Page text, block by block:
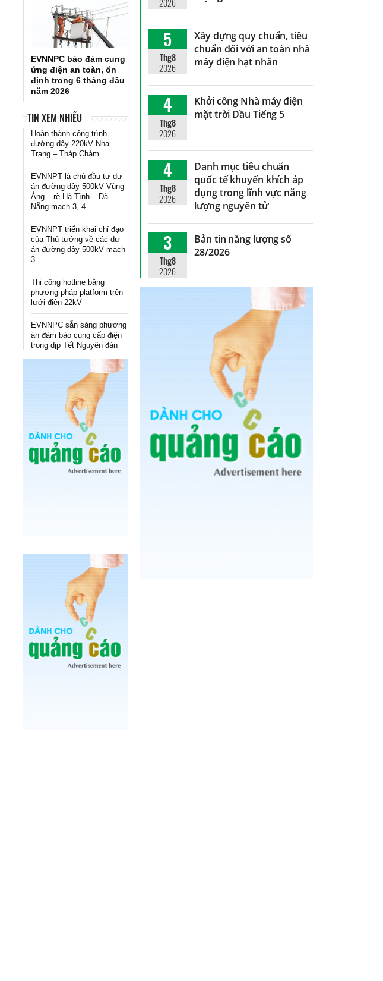
EVNNPC bảo đảm cung
ứng điện an toàn, ổn
định trong 6 tháng đầu
năm 2026
TIN XEM NHIỀU
Hoàn thành công trình
đường dây 220kV Nha
Trang – Tháp Chàm
EVNNPT là chủ đầu tư dự
án đường dây 500kV Vũng
Áng – rẽ Hà Tĩnh – Đà
Nẵng mạch 3, 4
EVNNPT triển khai chỉ đạo
của Thủ tướng về các dự
án đường dây 500kV mạch
3
Thi công hotline bằng
phương pháp platform trên
lưới điện 22kV
EVNNPC sẵn sàng phương
án đảm bảo cung cấp điện
trong dịp Tết Nguyên đán
2026
5
Thg8
2026
Xây dựng quy chuẩn, tiêu
chuẩn đối với an toàn nhà
máy điện hạt nhân
4
Thg8
2026
Khởi công Nhà máy điện
mặt trời Dầu Tiếng 5
4
Thg8
2026
Danh mục tiêu chuẩn
quốc tế khuyến khích áp
dụng trong lĩnh vực năng
lượng nguyên tử
3
Thg8
2026
Bản tin năng lượng số
28/2026